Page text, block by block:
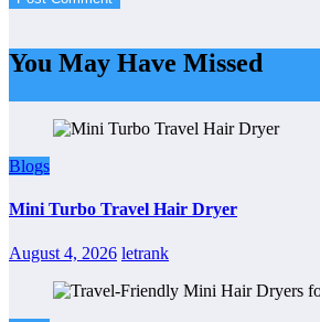
You May Have Missed
Blogs
Mini Turbo Travel Hair Dryer
August 4, 2026 letrank